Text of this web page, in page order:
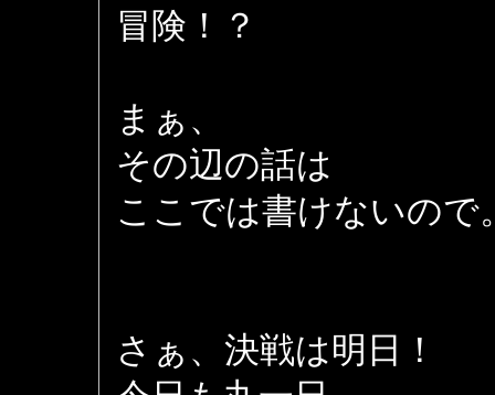
冒険！？
まぁ、
その辺の話は
ここでは書けないので
さぁ、決戦は明日！